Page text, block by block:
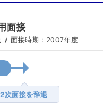
面接
面接時期：2007年度
2次面接を辞退